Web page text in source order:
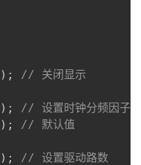
) ; // 关闭显示
) ;
// 设置时钟分频因子
) ; // 默认值
) ;
// 设置驱动路数